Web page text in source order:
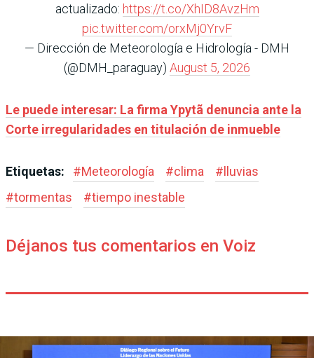
actualizado: https://t.co/XhID8AvzHm
pic.twitter.com/orxMj0YrvF
— Dirección de Meteorología e Hidrología - DMH
(@DMH_paraguay) August 5, 2026
Le puede interesar: La firma Ypytã denuncia ante la
Corte irregularidades en titulación de inmueble
Etiquetas: #Meteorología #clima #lluvias
#tormentas #tiempo inestable
Déjanos tus comentarios en Voiz